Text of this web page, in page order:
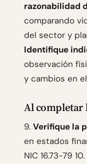
razonabilidad
comparando
del sector y
Identifique
observación
y cambios en
Al completar
9. Verifique la
en estados
NIC 16.73-79 10.